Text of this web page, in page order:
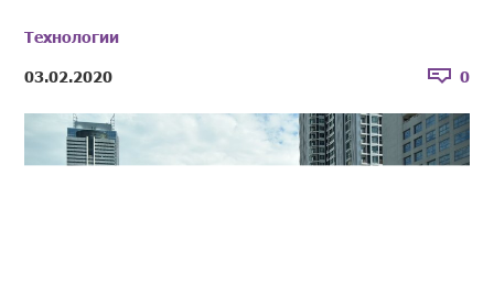
Технологии
03.02.2020
0